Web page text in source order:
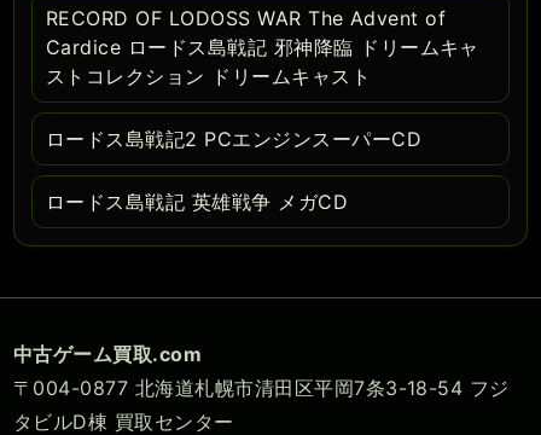
RECORD OF LODOSS WAR The Advent of
Cardice ロードス島戦記 邪神降臨 ドリームキャ
ストコレクション ドリームキャスト
ロードス島戦記2 PCエンジンスーパーCD
ロードス島戦記 英雄戦争 メガCD
中古ゲーム買取.com
〒004-0877 北海道札幌市清田区平岡7条3-18-54 フジ
タビルD棟 買取センター